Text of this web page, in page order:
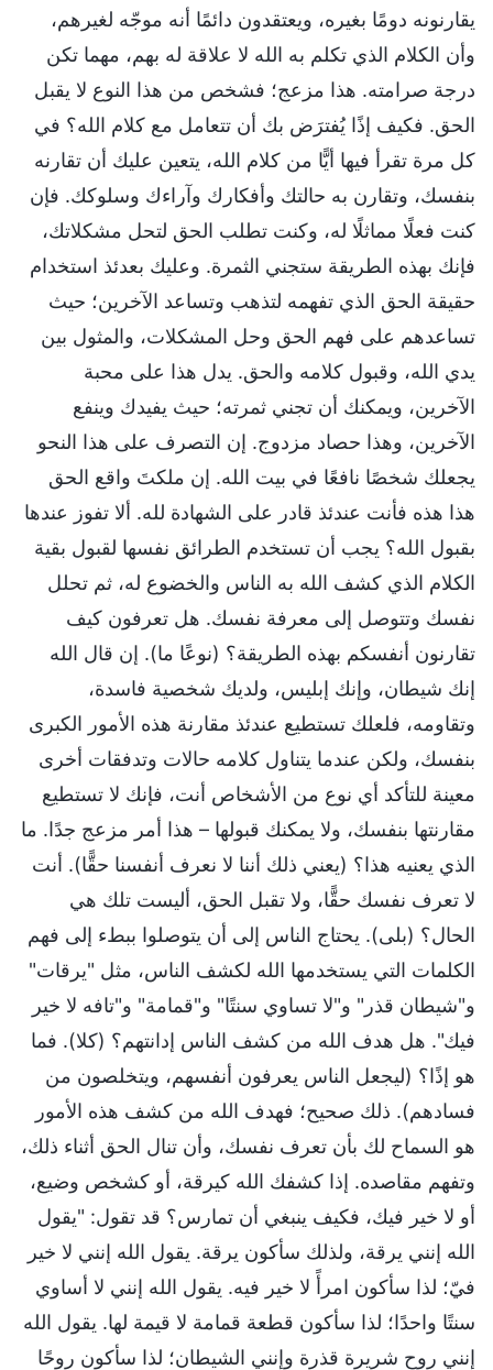
يقارنونه دومًا بغيره، ويعتقدون دائمًا أنه موجّه لغيرهم،
وأن الكلام الذي تكلم به الله لا علاقة له بهم، مهما تكن
درجة صرامته. هذا مزعج؛ فشخص من هذا النوع لا يقبل
الحق. فكيف إذًا يُفترَض بك أن تتعامل مع كلام الله؟ في
كل مرة تقرأ فيها أيًّا من كلام الله، يتعين عليك أن تقارنه
بنفسك، وتقارن به حالتك وأفكارك وآراءك وسلوكك. فإن
كنت فعلًا مماثلًا له، وكنت تطلب الحق لتحل مشكلاتك،
فإنك بهذه الطريقة ستجني الثمرة. وعليك بعدئذ استخدام
حقيقة الحق الذي تفهمه لتذهب وتساعد الآخرين؛ حيث
تساعدهم على فهم الحق وحل المشكلات، والمثول بين
يدي الله، وقبول كلامه والحق. يدل هذا على محبة
الآخرين، ويمكنك أن تجني ثمرته؛ حيث يفيدك وينفع
الآخرين، وهذا حصاد مزدوج. إن التصرف على هذا النحو
يجعلك شخصًا نافعًا في بيت الله. إن ملكتَ واقع الحق
هذا هذه فأنت عندئذ قادر على الشهادة لله. ألا تفوز عندها
بقبول الله؟ يجب أن تستخدم الطرائق نفسها لقبول بقية
الكلام الذي كشف الله به الناس والخضوع له، ثم تحلل
نفسك وتتوصل إلى معرفة نفسك. هل تعرفون كيف
تقارنون أنفسكم بهذه الطريقة؟ (نوعًا ما). إن قال الله
إنك شيطان، وإنك إبليس، ولديك شخصية فاسدة،
وتقاومه، فلعلك تستطيع عندئذ مقارنة هذه الأمور الكبرى
بنفسك، ولكن عندما يتناول كلامه حالات وتدفقات أخرى
معينة للتأكد أي نوع من الأشخاص أنت، فإنك لا تستطيع
مقارنتها بنفسك، ولا يمكنك قبولها – هذا أمر مزعج جدًا. ما
الذي يعنيه هذا؟ (يعني ذلك أننا لا نعرف أنفسنا حقًّا). أنت
لا تعرف نفسك حقًّا، ولا تقبل الحق، أليست تلك هي
الحال؟ (بلى). يحتاج الناس إلى أن يتوصلوا ببطء إلى فهم
الكلمات التي يستخدمها الله لكشف الناس، مثل "يرقات"
و"شيطان قذر" و"لا تساوي سنتًا" و"قمامة" و"تافه لا خير
فيك". هل هدف الله من كشف الناس إدانتهم؟ (كلا). فما
هو إذًا؟ (ليجعل الناس يعرفون أنفسهم، ويتخلصون من
فسادهم). ذلك صحيح؛ فهدف الله من كشف هذه الأمور
هو السماح لك بأن تعرف نفسك، وأن تنال الحق أثناء ذلك،
وتفهم مقاصده. إذا كشفك الله كيرقة، أو كشخص وضيع،
أو لا خير فيك، فكيف ينبغي أن تمارس؟ قد تقول: "يقول
الله إنني يرقة، ولذلك سأكون يرقة. يقول الله إنني لا خير
فيّ؛ لذا سأكون امرأً لا خير فيه. يقول الله إنني لا أساوي
سنتًا واحدًا؛ لذا سأكون قطعة قمامة لا قيمة لها. يقول الله
إنني روح شريرة قذرة وإنني الشيطان؛ لذا سأكون روحًا